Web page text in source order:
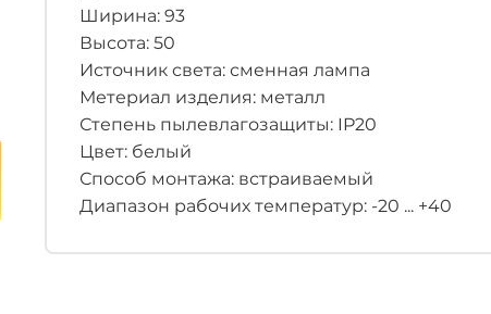
Ширина: 93
Высота: 50
Источник света: сменная лампа
Метериал изделия: металл
Степень пылевлагозащиты: IP20
Цвет: белый
Способ монтажа: встраиваемый
Диапазон рабочих температур: -20 ... +40